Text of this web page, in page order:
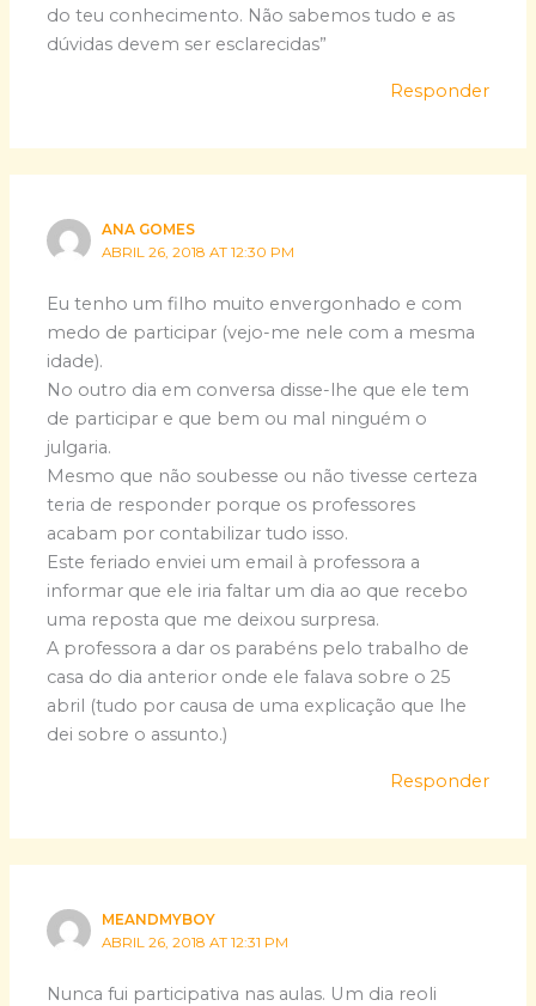
do teu conhecimento. Não sabemos tudo e as
dúvidas devem ser esclarecidas”
Responder
ANA GOMES
ABRIL 26, 2018 AT 12:30 PM
Eu tenho um filho muito envergonhado e com
medo de participar (vejo-me nele com a mesma
idade).
No outro dia em conversa disse-lhe que ele tem
de participar e que bem ou mal ninguém o
julgaria.
Mesmo que não soubesse ou não tivesse certeza
teria de responder porque os professores
acabam por contabilizar tudo isso.
Este feriado enviei um email à professora a
informar que ele iria faltar um dia ao que recebo
uma reposta que me deixou surpresa.
A professora a dar os parabéns pelo trabalho de
casa do dia anterior onde ele falava sobre o 25
abril (tudo por causa de uma explicação que lhe
dei sobre o assunto.)
Responder
MEANDMYBOY
ABRIL 26, 2018 AT 12:31 PM
Nunca fui participativa nas aulas. Um dia reoli